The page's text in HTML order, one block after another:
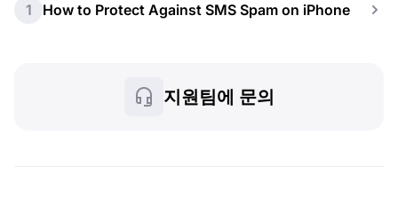
1 How to Protect Against SMS Spam on iPhone
지원팀에 문의